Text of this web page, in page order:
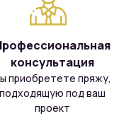
консультация
приобретете пряжу,
подходящую под ваш
проект